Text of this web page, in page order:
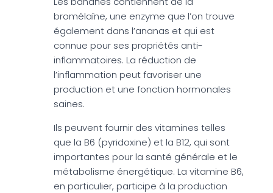
bromélaïne, une enzyme que l’on trouve
également dans l’ananas et qui est
connue pour ses propriétés anti-
inflammatoires. La réduction de
l’inflammation peut favoriser une
production et une fonction hormonales
saines.
Ils peuvent fournir des vitamines telles
que la B6 (pyridoxine) et la B12, qui sont
importantes pour la santé générale et le
métabolisme énergétique. La vitamine B6,
en particulier, participe à la production